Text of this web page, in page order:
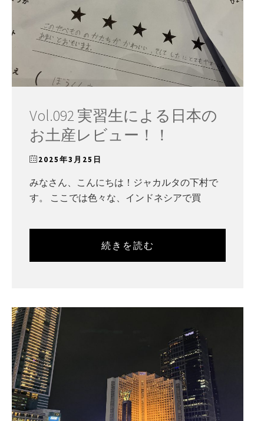
Vol.092 実習生による日本の
お土産レビュー！！
2025年3月25日
みなさん、こんにちは！ジャカルタの下村で
す。 ここでは色々な、インドネシアで買
続きを読む